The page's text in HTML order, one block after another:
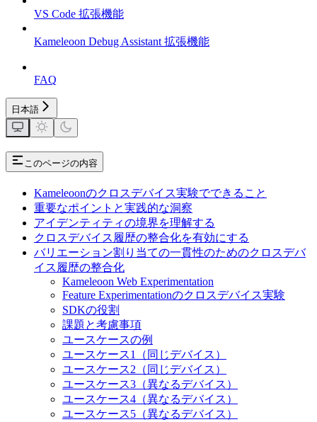
VS Code 拡張機能
Kameleoon Debug Assistant 拡張機能
FAQ
日本語
このページの内容
Kameleoonのクロスデバイス実験でできること
重要なポイントと実践的な洞察
アイデンティティの境界を理解する
クロスデバイス履歴の整合化を有効にする
バリエーション割り当ての一貫性のためのクロスデバ
イス履歴の整合化
Kameleoon Web Experimentation
Feature Experimentationのクロスデバイス実験
SDKの役割
課題と考慮事項
ユースケースの例
ユースケース1（同じデバイス）
ユースケース2（同じデバイス）
ユースケース3（異なるデバイス）
ユースケース4（異なるデバイス）
ユースケース5（異なるデバイス）